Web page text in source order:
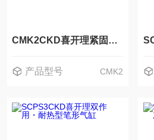
CMK2CKD喜开理紧固型气缸
产品型号 CMK2